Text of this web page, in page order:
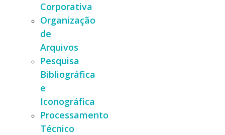
Corporativa
Organização
de
Arquivos
Pesquisa
Bibliográfica
e
Iconográfica
Processamento
Técnico